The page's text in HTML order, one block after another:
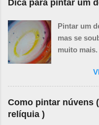
Dica para pintar um
Pintar um
mas se
muito mais.
Como pintar núvens
relíquia )